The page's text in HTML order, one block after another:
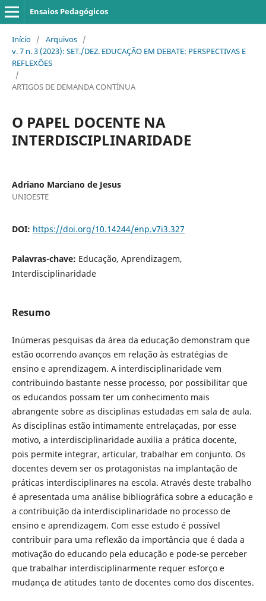
Ensaios Pedagógicos
Início / Arquivos /
v. 7 n. 3 (2023): SET./DEZ. EDUCAÇÃO EM DEBATE: PERSPECTIVAS E
REFLEXÕES
/
ARTIGOS DE DEMANDA CONTÍNUA
O PAPEL DOCENTE NA
INTERDISCIPLINARIDADE
Adriano Marciano de Jesus
UNIOESTE
DOI: https://doi.org/10.14244/enp.v7i3.327
Palavras-chave: Educação, Aprendizagem,
Interdisciplinaridade
Resumo
Inúmeras pesquisas da área da educação demonstram que
estão ocorrendo avanços em relação às estratégias de
ensino e aprendizagem. A interdisciplinaridade vem
contribuindo bastante nesse processo, por possibilitar que
os educandos possam ter um conhecimento mais
abrangente sobre as disciplinas estudadas em sala de aula.
As disciplinas estão intimamente entrelaçadas, por esse
motivo, a interdisciplinaridade auxilia a prática docente,
pois permite integrar, articular, trabalhar em conjunto. Os
docentes devem ser os protagonistas na implantação de
práticas interdisciplinares na escola. Através deste trabalho
é apresentada uma análise bibliográfica sobre a educação e
a contribuição da interdisciplinaridade no processo de
ensino e aprendizagem. Com esse estudo é possível
contribuir para uma reflexão da importância que é dada a
motivação do educando pela educação e pode-se perceber
que trabalhar interdisciplinarmente requer esforço e
mudança de atitudes tanto de docentes como dos discentes.